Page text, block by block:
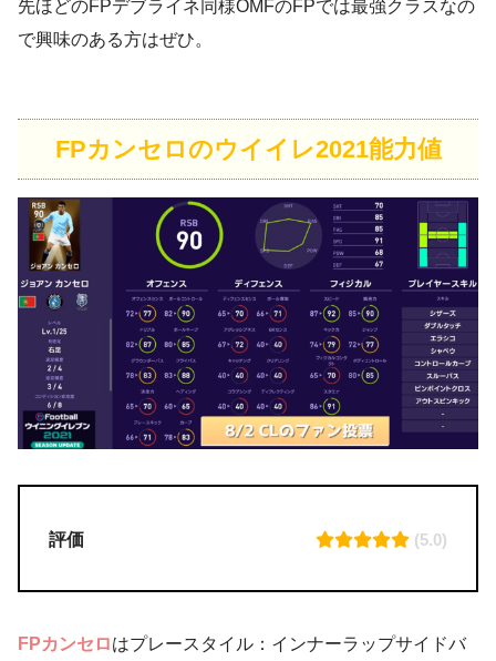
先ほどのFPデブライネ同様OMFのFPでは最強クラスなの
で興味のある方はぜひ。
FPカンセロのウイイレ2021能力値
評価 (5.0)
FPカンセロはプレースタイル：インナーラップサイドバ